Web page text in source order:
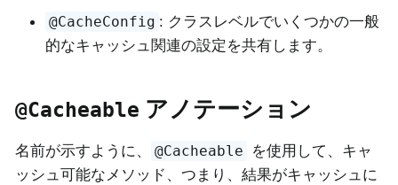
@CacheConfig : クラスレベルでいくつかの一般
的なキャッシュ関連の設定を共有します。
@Cacheable アノテーション
名前が示すように、 @Cacheable
を使用して、キャ
ッシュ可能なメソッド、つまり、結果がキャッシュに